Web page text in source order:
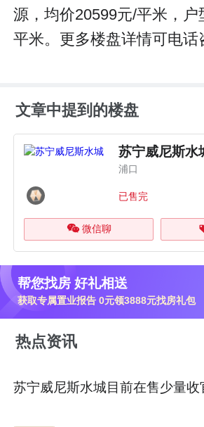
源，均价20599元/平米，户
平米。更多楼盘详情可电话
文章中提到的楼盘
苏宁威尼斯水
浦口
已售完
微信聊
帮您找房 好礼相送
获取专属置业报告 0元领3888元找房礼包
热点资讯
苏宁威尼斯水城目前在售少量收